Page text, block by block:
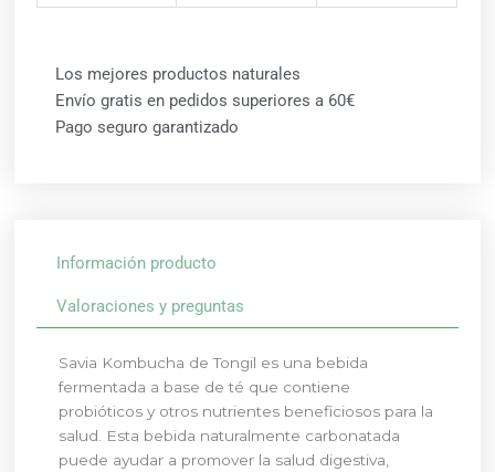
Los mejores productos naturales
Envío gratis en pedidos superiores a 60€
Pago seguro garantizado
Información producto
Valoraciones y preguntas
Savia Kombucha de Tongil es una bebida
fermentada a base de té que contiene
probióticos y otros nutrientes beneficiosos para la
salud. Esta bebida naturalmente carbonatada
puede ayudar a promover la salud digestiva,